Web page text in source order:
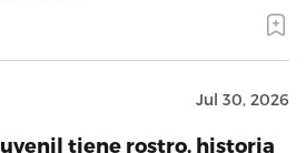
Jul 30, 2026
tiene rostro, historia